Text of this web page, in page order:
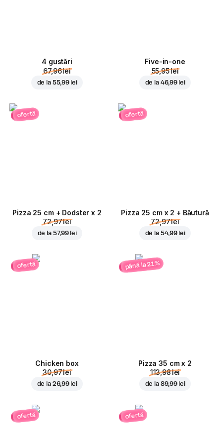
4 gustări
67,96 lei
de la 55,99 lei
Five-in-one
55,95 lei
de la 46,99 lei
ofertă
Pizza 25 cm + Dodster x 2
72,97 lei
de la 57,99 lei
ofertă
Pizza 25 cm x 2 + Băutură
72,97 lei
de la 54,99 lei
ofertă
Chicken box
30,97 lei
de la 26,99 lei
până la 21%
Pizza 35 cm x 2
113,98 lei
de la 89,99 lei
ofertă ofertă